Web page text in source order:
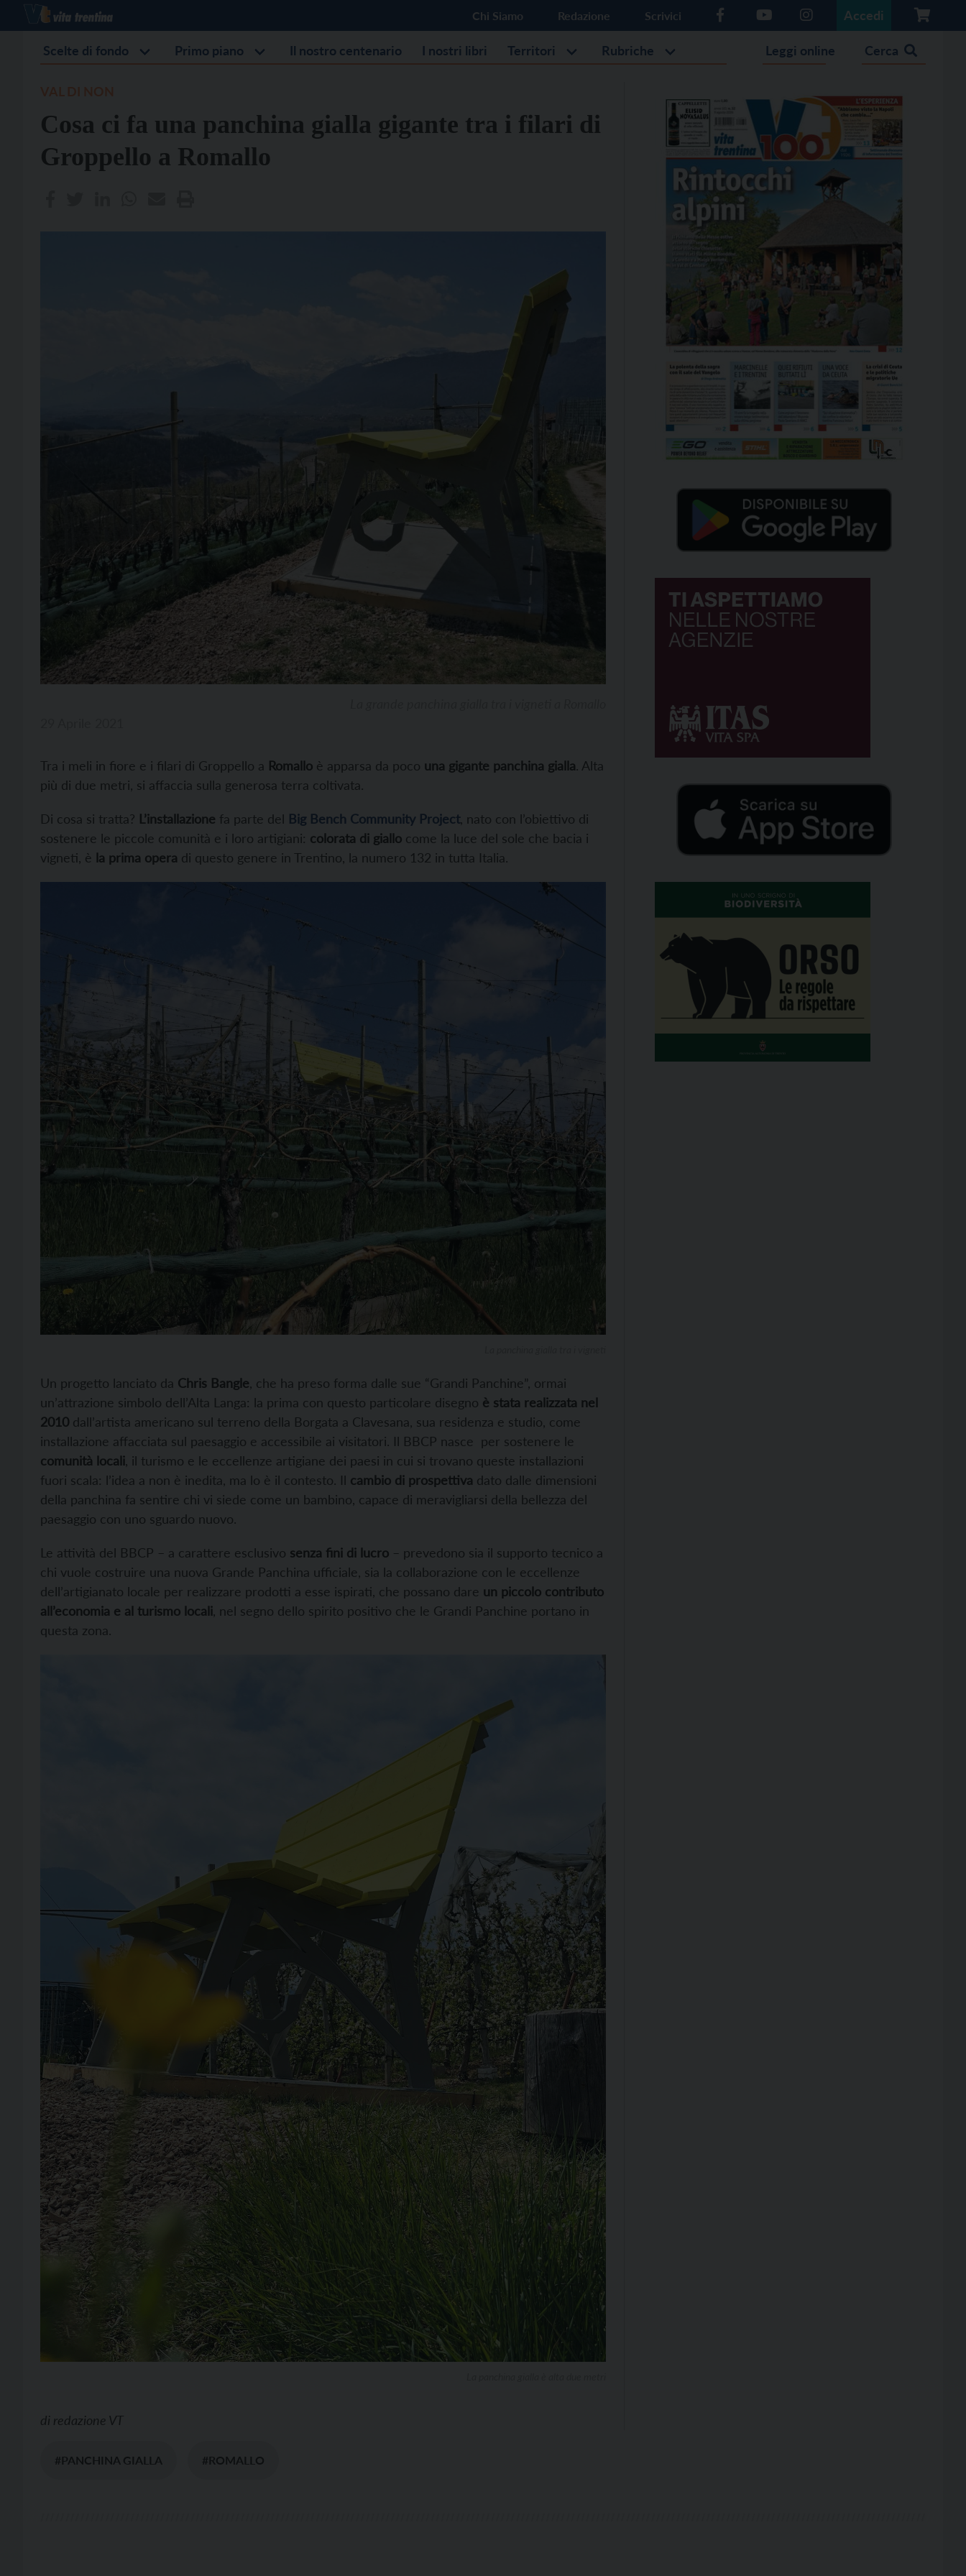
Chi Siamo Redazione Scrivici Accedi
Scelte di fondo Primo piano Il nostro centenario I nostri libri Territori Rubriche Leggi online Cerca
Cosa ci fa una panchina gialla gigante tra i filari di
Groppello a Romallo
Tra i meli in fiore e i filari di Groppello a Romallo è apparsa da poco una gigante panchina gialla. Alta
più di due metri, si affaccia sulla generosa terra coltivata.
Di cosa si tratta? L’installazione fa parte del Big Bench Community Project, nato con l’obiettivo di
sostenere le piccole comunità e i loro artigiani: colorata di giallo come la luce del sole che bacia i
vigneti, è la prima opera di questo genere in Trentino, la numero 132 in tutta Italia.
Un progetto lanciato da Chris Bangle , che ha preso forma dalle sue “Grandi Panchine”, ormai
un’attrazione simbolo dell’Alta Langa: la prima con questo particolare disegno è stata realizzata nel
2010 dall’artista americano sul terreno della Borgata a Clavesana, sua residenza e studio, come
installazione affacciata sul paesaggio e accessibile ai visitatori. Il BBCP nasce per sostenere le
comunità locali , il turismo e le eccellenze artigiane dei paesi in cui si trovano queste installazioni
fuori scala: l’idea a non è inedita, ma lo è il contesto. Il cambio di prospettiva dato dalle dimensioni
della panchina fa sentire chi vi siede come un bambino, capace di meravigliarsi della bellezza del
paesaggio con uno sguardo nuovo.
Le attività del BBCP – a carattere esclusivo senza fini di lucro – prevedono sia il supporto tecnico a
chi vuole costruire una nuova Grande Panchina ufficiale, sia la collaborazione con le eccellenze
dell’artigianato locale per realizzare prodotti a esse ispirati, che possano dare un piccolo contributo
all’economia e al turismo locali , nel segno dello spirito positivo che le Grandi Panchine portano in
questa zona.
di redazione VT
#PANCHINA GIALLA #ROMALLO